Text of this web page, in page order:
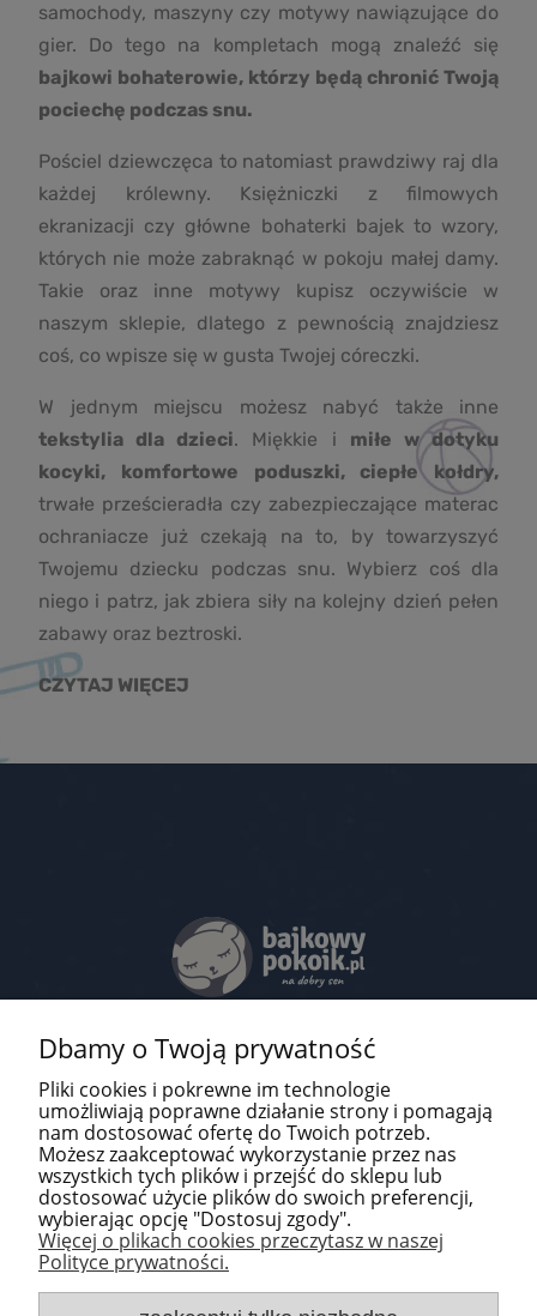
samochody, maszyny czy motywy nawiązujące do
gier. Do tego na kompletach mogą znaleźć się
bajkowi bohaterowie, którzy będą chronić Twoją
pociechę podczas snu.
Pościel dziewczęca to natomiast prawdziwy raj dla
każdej królewny. Księżniczki z filmowych
ekranizacji czy główne bohaterki bajek to wzory,
których nie może zabraknąć w pokoju małej damy.
Takie oraz inne motywy kupisz oczywiście w
naszym sklepie, dlatego z pewnością znajdziesz
coś, co wpisze się w gusta Twojej córeczki.
W jednym miejscu możesz nabyć także inne
tekstylia dla dzieci. Miękkie i miłe w dotyku
kocyki, komfortowe poduszki, ciepłe kołdry,
trwałe prześcieradła czy zabezpieczające materac
ochraniacze już czekają na to, by towarzyszyć
Twojemu dziecku podczas snu. Wybierz coś dla
niego i patrz, jak zbiera siły na kolejny dzień pełen
zabawy oraz beztroski.
CZYTAJ WIĘCEJ
Kontakt
Pomoc
O firmie
Newsletter
Dbamy o Twoją prywatność
Pliki cookies i pokrewne im technologie
umożliwiają poprawne działanie strony i pomagają
nam dostosować ofertę do Twoich potrzeb.
Możesz zaakceptować wykorzystanie przez nas
wszystkich tych plików i przejść do sklepu lub
dostosować użycie plików do swoich preferencji,
wybierając opcję "Dostosuj zgody".
Więcej o plikach cookies przeczytasz w naszej
Polityce prywatności.